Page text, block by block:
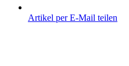
Artikel per E-Mail teilen